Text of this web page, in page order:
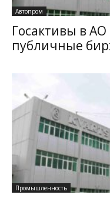
Автопром
Госактивы в
публичные
Промышленность